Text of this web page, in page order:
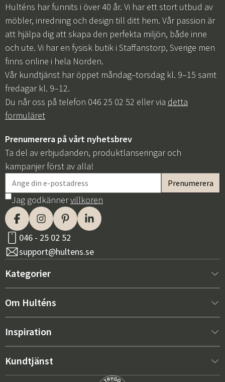
Hulténs har funnits i över 40 år. Vi har ett stort utbud av
möbler, inredning och design till ditt hem. Vår passion är
att hjälpa dig att skapa den perfekta miljön, både inne
och ute. Vi har en fysisk butik i Staffanstorp, Sverige men
finns online i hela Norden.
Vår kundtjänst har öppet måndag–torsdag kl. 9–15 samt
fredagar kl. 9–12.
Du når oss på telefon 046 25 02 52 eller via detta
formuläret
Prenumerera på vårt nyhetsbrev
Ta del av erbjudanden, produktlanseringar och
kampanjer först av alla!
Jag godkännervillkoren
046 - 25 02 52
support@hultens.se
Kategorier
Nytt hos oss
Inredning
Utemöbler
Om Hulténs
Om Hulténs
Säljavdelning
Inspiration
Bästsäljare
Kundtjänst